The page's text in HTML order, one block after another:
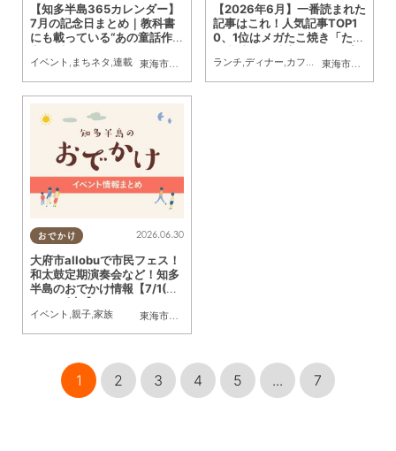
東海市
,大府市 知多市,東浦町,阿久比町,半田市,常滑市
【知多半島365カレンダー】
7月の記念日まとめ｜教科書
にも載っている“あの童話作
家”が生まれた月
イベント , まちネタ ,連載 東海市
,大府市
【2026年6月】一番読まれた
記事はこれ！人気記事TOP1
0、1位はメガたこ焼き「たこ
日和 半田亀崎店」のオープン
記事
ランチ,ディナー,カフェ スイーツ
おでかけ
東海市
,大府市
2026.06.30
大府市allobuで市民フェス！
和太鼓定期演奏会など！知多
半島のおでかけ情報【7/1(水)
～7/15(水)】
イベント 親子 家族
1 2 3 4 5 ... 7